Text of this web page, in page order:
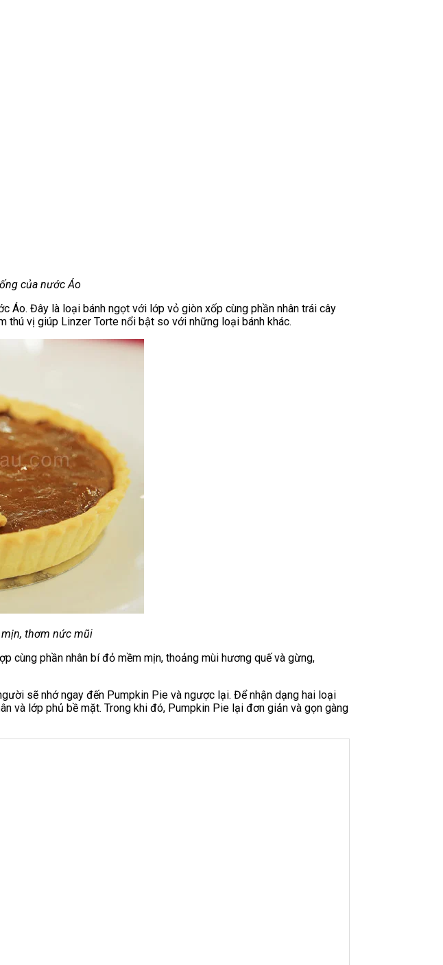
của nước Áo
Áo. Đây là loại bánh ngọt với lớp vỏ giòn xốp cùng phần nhân trái cây
thú vị giúp Linzer Torte nổi bật so với những loại bánh khác.
thơm nức mũi
cùng phần nhân bí đỏ mềm mịn, thoảng mùi hương quế và gừng,
sẽ nhớ ngay đến Pumpkin Pie và ngược lại. Để nhận dạng hai loại
và lớp phủ bề mặt. Trong khi đó, Pumpkin Pie lại đơn giản và gọn gàng